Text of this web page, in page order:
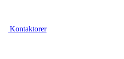
Kontaktorer